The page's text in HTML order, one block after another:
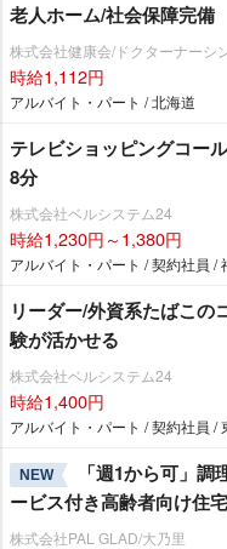
老人ホーム/社会保障完備
株式会社健康会/ドクターナーシ
時給1,112円
アルバイト・パート / 北海道
テレビショッピングコー
8分
株式会社ベルシステム24
時給1,230円～1,380円
アルバイト・パート / 契約社員 /
リーダー/外資系たばこの
験が活かせる
株式会社ベルシステム24
時給1,400円
アルバイト・パート / 契約社員 /
NEW
「週1から可」
ービス付き高齢者向け住
株式会社PAL GLAD/大乃里